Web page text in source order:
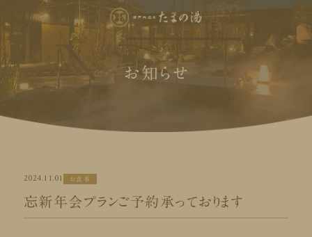
お知らせ
2024.11.01 お食事
忘新年会プランご予約承っております